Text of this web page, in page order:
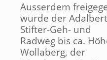
Ausserdem
wurde der
Stifter-Geh- und
Radweg bis ca.
Wollaberg, der